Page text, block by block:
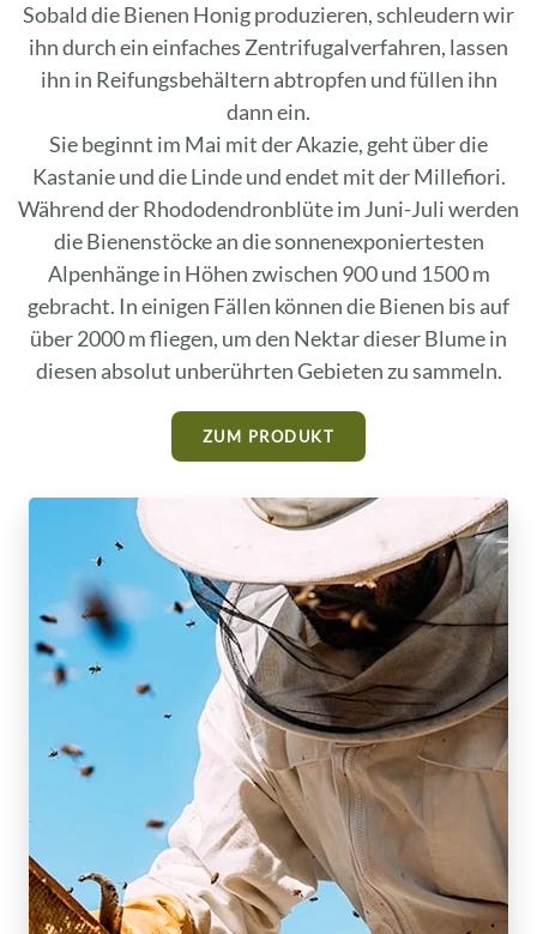
Sobald die Bienen Honig produzieren, schleudern wir
ihn durch ein einfaches Zentrifugalverfahren, lassen
ihn in Reifungsbehältern abtropfen und füllen ihn
dann ein.
Sie beginnt im Mai mit der Akazie, geht über die
Kastanie und die Linde und endet mit der Millefiori.
Während der Rhododendronblüte im Juni-Juli werden
die Bienenstöcke an die sonnenexponiertesten
Alpenhänge in Höhen zwischen 900 und 1500 m
gebracht. In einigen Fällen können die Bienen bis auf
über 2000 m fliegen, um den Nektar dieser Blume in
diesen absolut unberührten Gebieten zu sammeln.
ZUM PRODUKT